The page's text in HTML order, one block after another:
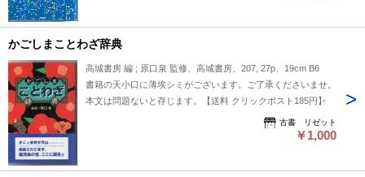
かごしまことわざ辞典
高城書房 編 ; 原口泉 監修、高城書房、207, 27p、19cm B6
書籍の天小口に薄埃シミがございます。ご了承くださいませ。
本文は問題ないと存じます。【送料 クリックポスト185円】
古書 リゼット
￥1,000